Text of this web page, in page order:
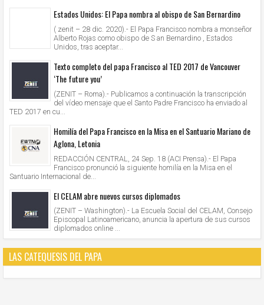
Estados Unidos: El Papa nombra al obispo de San Bernardino
( zenit – 28 dic. 2020).- El Papa Francisco nombra a monseñor
Alberto Rojas como obispo de S an Bernardino , Estados
Unidos, tras aceptar...
Texto completo del papa Francisco al TED 2017 de Vancouver
‘The future you’
(ZENIT – Roma).- Publicamos a continuación la transcripción
del vídeo mensaje que el Santo Padre Francisco ha enviado al
TED 2017 en cu...
Homilía del Papa Francisco en la Misa en el Santuario Mariano de
Aglona, Letonia
REDACCIÓN CENTRAL, 24 Sep. 18 (ACI Prensa).- El Papa
Francisco pronunció la siguiente homilía en la Misa en el
Santuario Internacional de...
El CELAM abre nuevos cursos diplomados
(ZENIT – Washington).- La Escuela Social del CELAM, Consejo
Episcopal Latinoamericano, anuncia la apertura de sus cursos
diplomados online ...
LAS CATEQUESIS DEL PAPA